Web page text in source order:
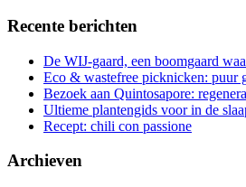
Recente berichten
De WIJ-gaard, een boomgaard
Eco & wastefree picknicken: puur
Bezoek aan Quintosapore:
Ultieme plantengids voor in de
Recept: chili con passione
Archieven